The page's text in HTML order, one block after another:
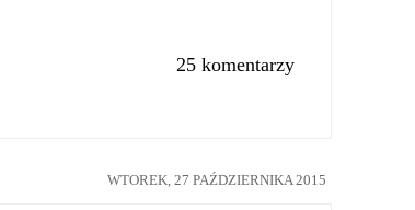
25 komentarzy
WTOREK, 27 PAŹDZIERNIKA 2015